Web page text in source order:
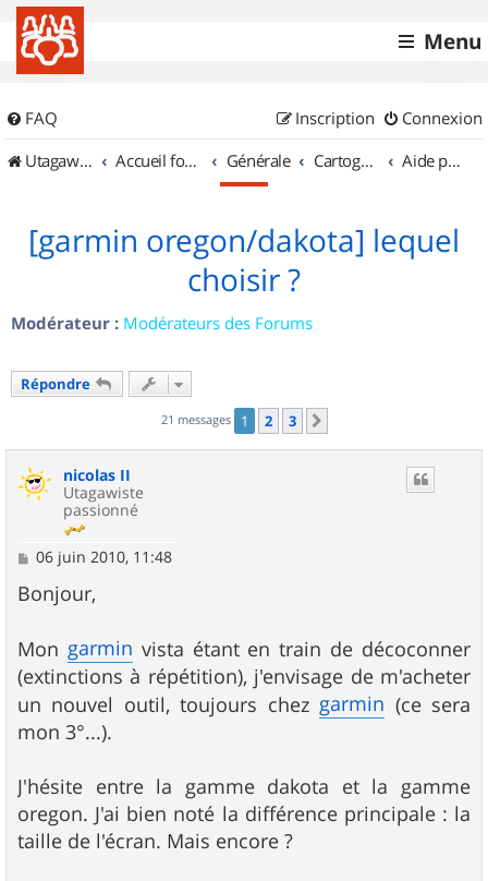
Menu
FAQ Connexion
Inscription
UtagawaVTT (Randos VTT et VTTAE avec traces GPS)
Accueil forum Générale Cartographie et GPS Aide pour l'achat d'un GPS
[garmin oregon/dakota] lequel
choisir ?
Modérateur : Modérateurs des Forums
Répondre
21 messages 1 2 3
nicolas II
Utagawiste
passionné
M
s
s
g
e
06 juin 2010, 11:48
Bonjour,
Mon garmin vista étant en train de décoconner
(extinctions à répétition), j'envisage de m'acheter
un nouvel outil, toujours chezgarmin (ce sera
mon 3°...).
J'hésite entre la gamme dakota et la gamme
oregon. J'ai bien noté la différence principale : la
taille de l'écran. Mais encore ?